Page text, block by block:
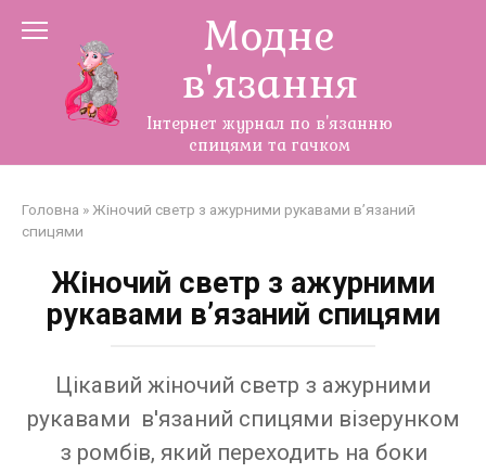
Модне
в'язання
Інтернет журнал по в'язанню
спицями та гачком
Головна » Жіночий светр з ажурними рукавами в’язаний
спицями
Жіночий светр з ажурними
рукавами в’язаний спицями
Цікавий жіночий светр з ажурними
рукавами в'язаний спицями візерунком
з ромбів, який переходить на боки